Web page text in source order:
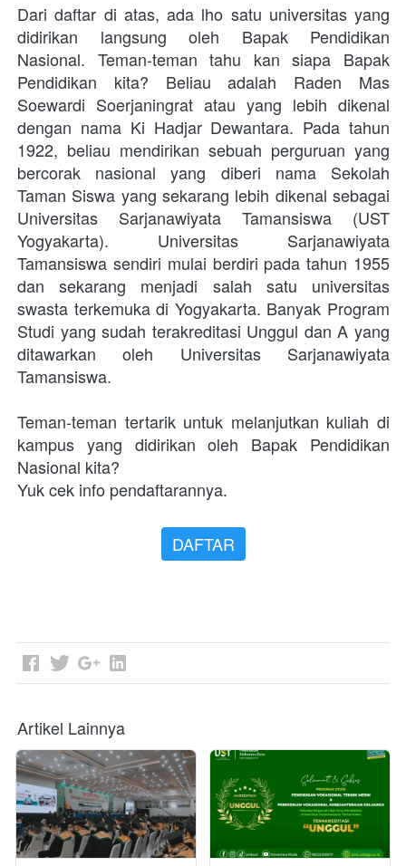
Dari daftar di atas, ada lho satu universitas yang
didirikan langsung oleh Bapak Pendidikan
Nasional. Teman-teman tahu kan siapa Bapak
Pendidikan kita? Beliau adalah Raden Mas
Soewardi Soerjaningrat atau yang lebih dikenal
dengan nama Ki Hadjar Dewantara. Pada tahun
1922, beliau mendirikan sebuah perguruan yang
bercorak nasional yang diberi nama Sekolah
Taman Siswa yang sekarang lebih dikenal sebagai
Universitas Sarjanawiyata Tamansiswa (UST
Yogyakarta). Universitas Sarjanawiyata
Tamansiswa sendiri mulai berdiri pada tahun 1955
dan sekarang menjadi salah satu universitas
swasta terkemuka di Yogyakarta. Banyak Program
Studi yang sudah terakreditasi Unggul dan A yang
ditawarkan oleh Universitas Sarjanawiyata
Tamansiswa.
Teman-teman tertarik untuk melanjutkan kuliah di
kampus yang didirikan oleh Bapak Pendidikan
Nasional kita?
Yuk cek info pendaftarannya.
DAFTAR
Artikel Lainnya